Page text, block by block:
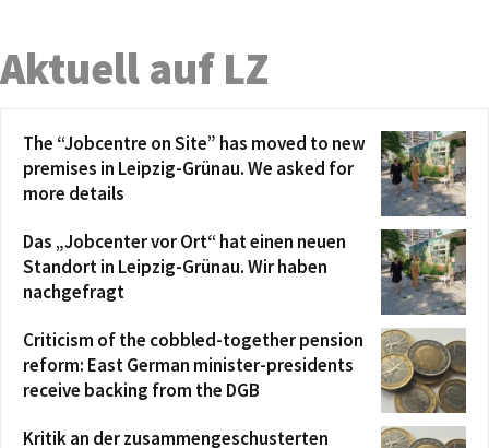
Aktuell auf LZ
The “Jobcentre on Site” has moved to new
premises in Leipzig-Grünau. We asked for
more details
Das „Jobcenter vor Ort“ hat einen neuen
Standort in Leipzig-Grünau. Wir haben
nachgefragt
Criticism of the cobbled-together pension
reform: East German minister-presidents
receive backing from the DGB
Kritik an der zusammengeschusterten